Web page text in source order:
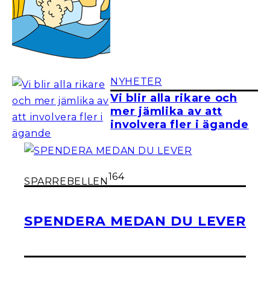
NYHETER
Vi blir alla rikare och
mer jämlika av att
involvera fler i ägande
SPARREBELLEN164
SPENDERA MEDAN DU LEVER